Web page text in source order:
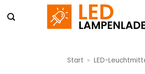
Inhalt
Start » LED-